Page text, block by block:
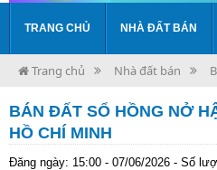
TRANG CHỦ NHÀ ĐẤT BÁN
Trang chủ Nhà đất bán
BÁN ĐẤT SỔ HỒNG NỞ
HỒ CHÍ MINH
Đăng ngày: 15:00 - 07/06/2026 - Số